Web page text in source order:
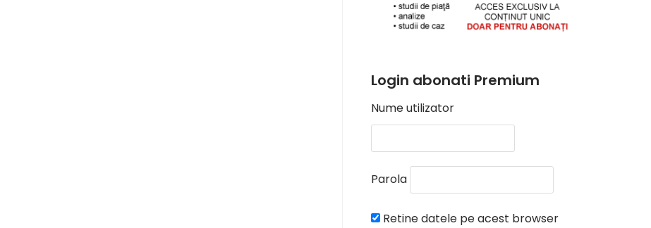
Login abonati Premium
Nume utilizator
Parola
Retine datele pe acest browser